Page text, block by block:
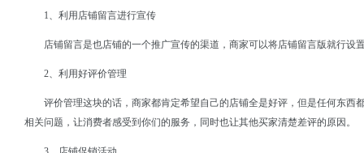
1、利用店铺留言进行宣传
店铺留言是也店铺的一个推广宣传的渠道，商家可以将店铺留言版就行
2、利用好评价管理
评价管理这块的话，商家都肯定希望自己的店铺全是好评，但是任何东
相关问题，让消费者感受到你们的服务，同时也让其他买家清楚差评的原因。